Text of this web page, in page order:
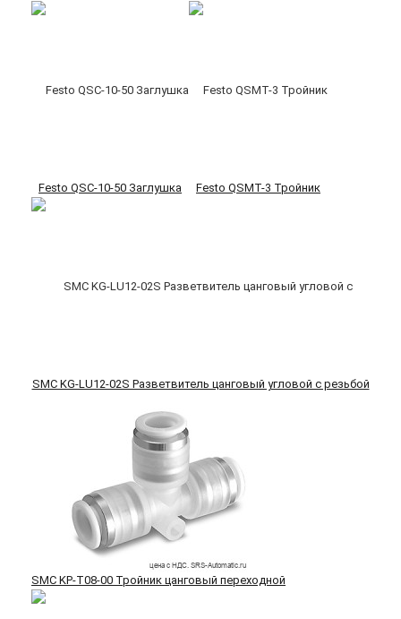
Festo QSC-10-50 Заглушка Festo QSMT-3 Тройник
SMC KG-LU12-02S Разветвитель цанговый угловой с резьбой
SMC KP-T08-00 Тройник цанговый переходной